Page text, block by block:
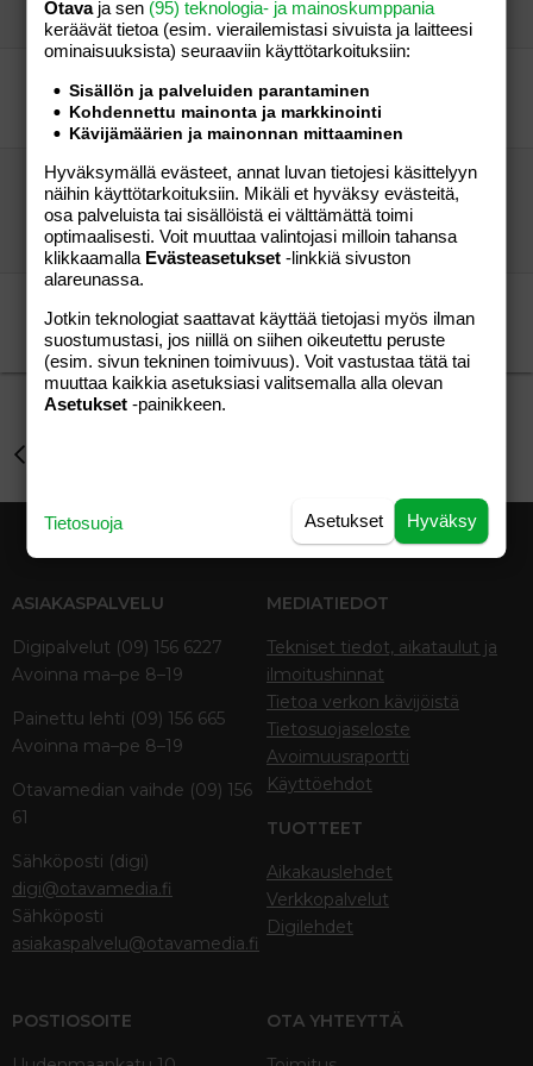
5
Aihe vapaa
10.04.2009
Mrs Shillelagh
äiskis Perhe-elämä
2
Perhe-elämä
11.04.2006
Miija
Morjens mammat ja lyylit,ihanaa kevättä ja
pääsiäisen odotusta...:)
aloita päiväsi hymyillen Perhe-elämä
7
Perhe-elämä
18.04.2009
pitkä kiekko
Rieputarallaa
Aihe vapaa
4
Aihe vapaa
23.04.2011
Blue
ASIAKASPALVELU
Digipalvelut (09) 156 6227
Avoinna ma–pe 8–19
Painettu lehti (09) 156 665
Avoinna ma–pe 8–19
Otavamedian vaihde (09) 156
61
Sähköposti (digi)
digi@otavamedia.fi
Sähköposti
asiakaspalvelu@otavamedia.fi
MEDIATIEDOT
Tekniset tiedot, aikataulut ja
ilmoitushinnat
Tietoa verkon kävijöistä
Tietosuojaseloste
Avoimuusraportti
Käyttöehdot
TUOTTEET
Aikakauslehdet
Verkkopalvelut
Digilehdet
POSTIOSOITE OTA YHTEYTTÄ
Otavaja sen (95) teknologia- ja mainoskumppania
keräävät tietoa (esim. vierailemis­tasi sivuista ja laitteesi
ominaisuuk­sista) seuraaviin käyttötarkoituksiin:
Sisällön ja palveluiden parantaminen
Kohdennettu mainonta ja markkinointi
Kävijämäärien ja mainonnan mittaaminen
Hyväksymällä evästeet, annat luvan tietojesi käsittelyyn
näihin käyttötarkoituksiin. Mikäli et hyväksy evästeitä,
osa palveluista tai sisällöistä ei välttämättä toimi
optimaalisesti. Voit muuttaa valintojasi milloin tahansa
klikkaamalla Evästeasetukset -linkkiä sivuston
alareunassa.
Jotkin teknologiat saattavat käyttää tietojasi myös ilman
suostumustasi, jos niillä on siihen oikeutettu peruste
(esim. sivun tekninen toimivuus). Voit vastustaa tätä tai
muuttaa kaikkia asetuksiasi valitsemalla alla olevan
Asetukset -painikkeen.
Hyväksy
Asetukset
Tietosuoja